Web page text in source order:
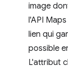
image
l'API
lien qui
possible
L'attribut